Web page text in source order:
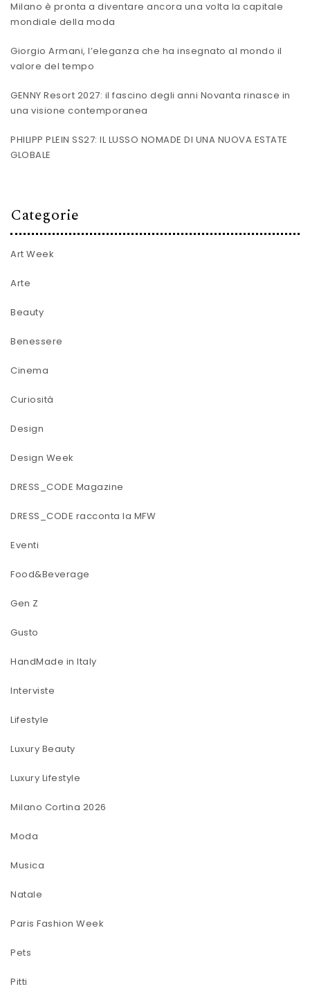
Milano è pronta a diventare ancora una volta la capitale
mondiale della moda
Giorgio Armani, l’eleganza che ha insegnato al mondo il
valore del tempo
GENNY Resort 2027: il fascino degli anni Novanta rinasce in
una visione contemporanea
PHILIPP PLEIN SS27: IL LUSSO NOMADE DI UNA NUOVA ESTATE
GLOBALE
Categorie
Art Week
Arte
Beauty
Benessere
Cinema
Curiosità
Design
Design Week
DRESS_CODE Magazine
DRESS_CODE racconta la MFW
Eventi
Food&Beverage
Gen Z
Gusto
HandMade in Italy
Interviste
Lifestyle
Luxury Beauty
Luxury Lifestyle
Milano Cortina 2026
Moda
Musica
Natale
Paris Fashion Week
Pets
Pitti